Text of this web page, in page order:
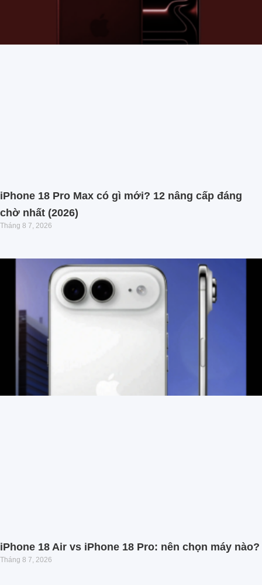
iPhone 18 Pro Max có gì mới? 12 nâng cấp đáng
chờ nhất (2026)
Tháng 8 7, 2026
iPhone 18 Air vs iPhone 18 Pro: nên chọn máy nào?
Tháng 8 7, 2026